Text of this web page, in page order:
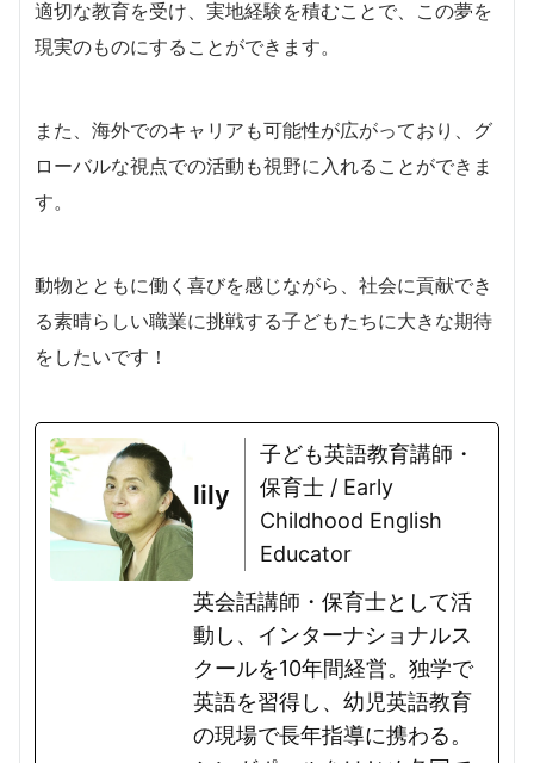
適切な教育を受け、実地経験を積むことで、この夢を
現実のものにすることができます。
また、海外でのキャリアも可能性が広がっており、グ
ローバルな視点での活動も視野に入れることができま
す。
動物とともに働く喜びを感じながら、社会に貢献でき
る素晴らしい職業に挑戦する子どもたちに大きな期待
をしたいです！
lily
子ども英語教育講師・
保育士 / Early
Childhood English
Educator
英会話講師・保育士として活
動し、インターナショナルス
クールを10年間経営。独学で
英語を習得し、幼児英語教育
の現場で長年指導に携わる。